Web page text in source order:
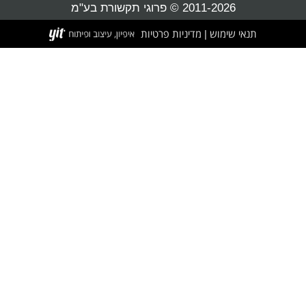
2011-2026 © פרוגי תקשורת בע"מ
תנאי שימוש מדיניות פרטיות